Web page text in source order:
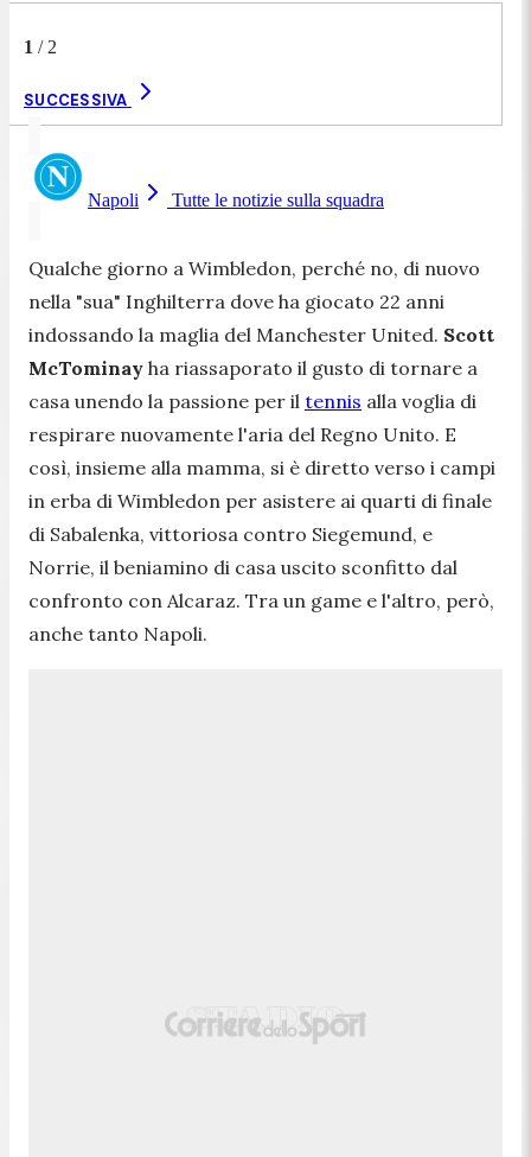
1 / 2
SUCCESSIVA
Napoli Tutte le notizie sulla squadra
Qualche giorno a Wimbledon, perché no, di nuovo
nella "sua" Inghilterra dove ha giocato 22 anni
indossando la maglia del Manchester United. Scott
McTominay ha riassaporato il gusto di tornare a
casa unendo la passione per il tennis alla voglia di
respirare nuovamente l'aria del Regno Unito. E
così, insieme alla mamma, si è diretto verso i campi
in erba di Wimbledon per asistere ai quarti di finale
di Sabalenka, vittoriosa contro Siegemund, e
Norrie, il beniamino di casa uscito sconfitto dal
confronto con Alcaraz. Tra un game e l'altro, però,
anche tanto Napoli.